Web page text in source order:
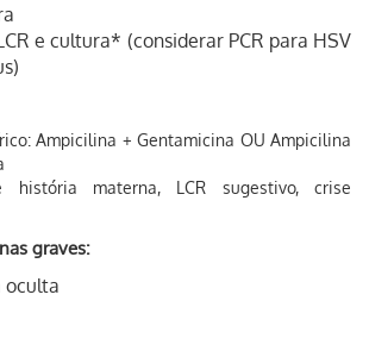
e cultura* (considerar PCR para HSV
Ampicilina + Gentamicina OU Ampicilina
história materna, LCR sugestivo, crise
graves:
oculta